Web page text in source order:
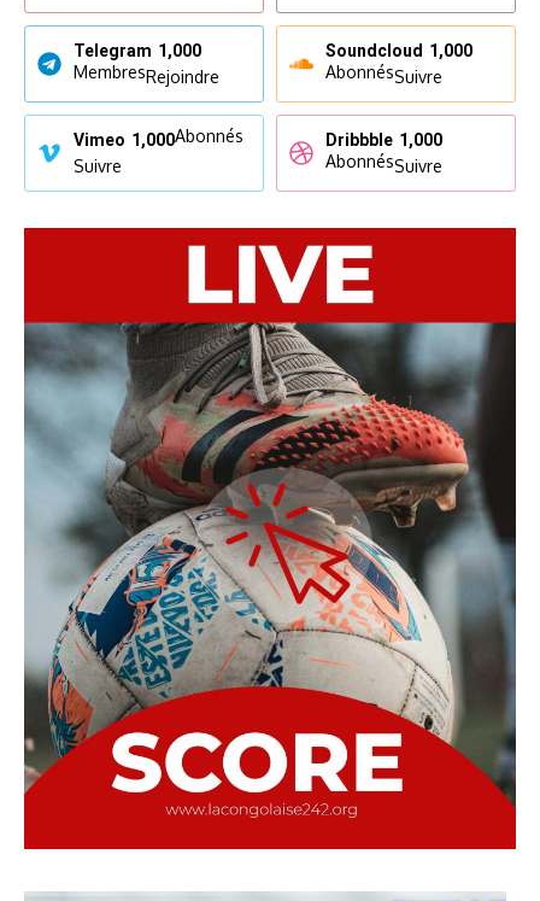
Telegram 1,000
MembresRejoindre
Soundcloud 1,000
AbonnésSuivre
Vimeo 1,000Abonnés
Suivre
Dribbble 1,000
AbonnésSuivre